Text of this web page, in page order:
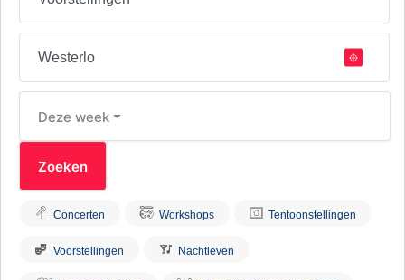
Deze week
Concerten Workshops Tentoonstellingen
Voorstellingen Nachtleven